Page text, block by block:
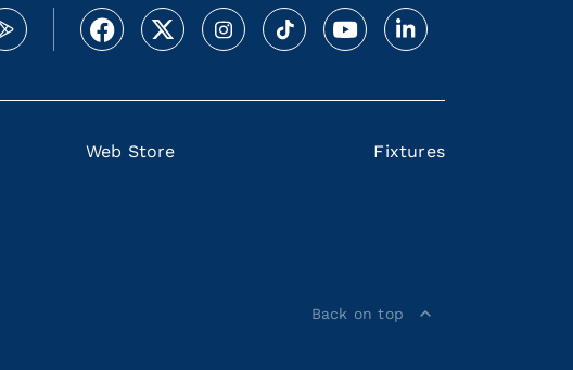
Web Store Fixtures
Back on top